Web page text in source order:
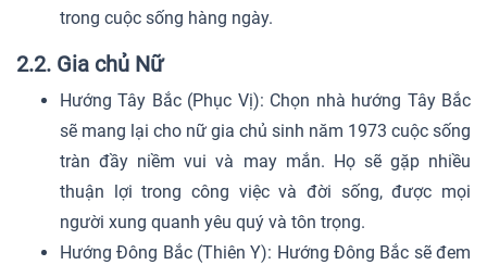
trong cuộc sống hàng ngày.
2.2. Gia chủ Nữ
Hướng Tây Bắc (Phục Vị): Chọn nhà hướng Tây Bắc
sẽ mang lại cho nữ gia chủ sinh năm 1973 cuộc sống
tràn đầy niềm vui và may mắn. Họ sẽ gặp nhiều
thuận lợi trong công việc và đời sống, được mọi
người xung quanh yêu quý và tôn trọng.
Hướng Đông Bắc (Thiên Y): Hướng Đông Bắc sẽ đem